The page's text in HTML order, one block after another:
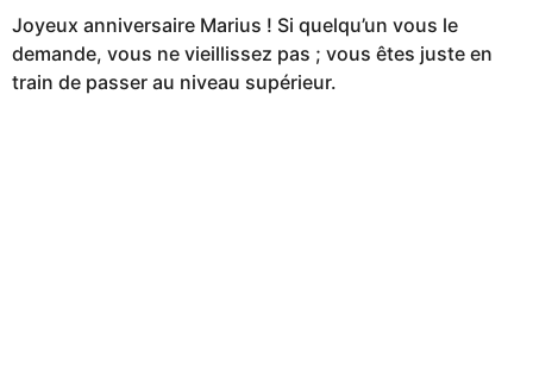
Joyeux anniversaire Marius ! Si quelqu’un vous le
demande, vous ne vieillissez pas ; vous êtes juste en
train de passer au niveau supérieur.